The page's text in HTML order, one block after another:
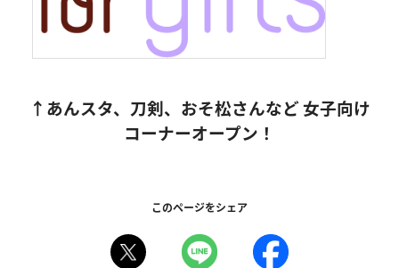
↑あんスタ、刀剣、おそ松さんなど 女子向け
コーナーオープン！
このページをシェア